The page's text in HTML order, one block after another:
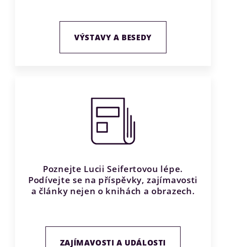
VÝSTAVY A BESEDY
Poznejte Lucii Seifertovou lépe.
Podívejte se na příspěvky, zajímavosti
a články nejen o knihách a obrazech.
ZAJÍMAVOSTI A UDÁLOSTI